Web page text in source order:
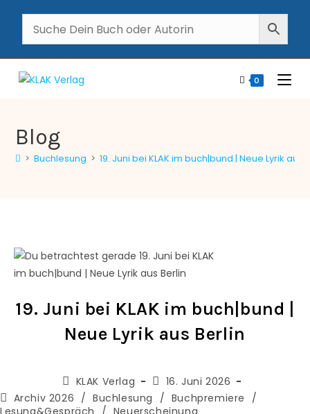
0
Blog
> Buchlesung > 19. Juni bei KLAK im buch|bund | Neue Lyrik aus
19. Juni bei KLAK im buch|bund |
Neue Lyrik aus Berlin
KLAK Verlag
16. Juni 2026
Archiv 2026 / Buchlesung / Buchpremiere
/
Lesung&Gespräch
/ Neuerscheinung